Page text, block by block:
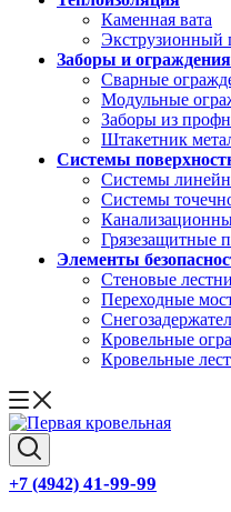
Каменная вата
Экструзионный
Заборы и ограждения
Сварные
Модульные
Заборы из
Штакетник
Системы
Системы
Системы
Грязезащитные
Элементы
Стеновые
Переходные
Кровельные
Кровельные
+7 (4942) 41-99-99